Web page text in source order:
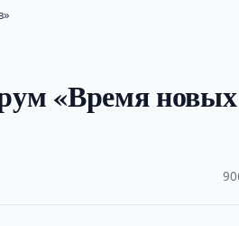
«Время новых